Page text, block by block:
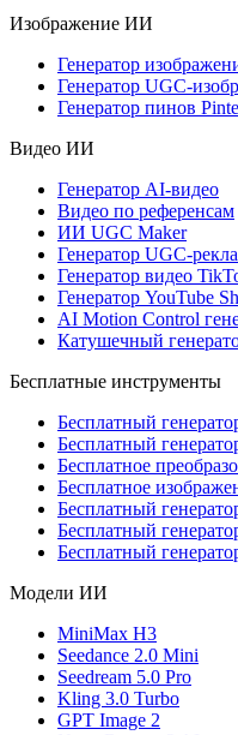
Изображение ИИ
Генератор
Генератор UGC-
Генератор пинов
Видео ИИ
Генератор AI-видео
Видео по референсам
ИИ UGC Maker
Генератор UGC-
Генератор видео
Генератор YouTube
AI Motion Control
Катушечный
Бесплатные инструменты
Бесплатный
Бесплатный
Бесплатное
Бесплатное
Бесплатный
Бесплатный
Бесплатный
Модели ИИ
MiniMax H3
Seedance 2.0 Mini
Seedream 5.0 Pro
Kling 3.0 Turbo
GPT Image 2